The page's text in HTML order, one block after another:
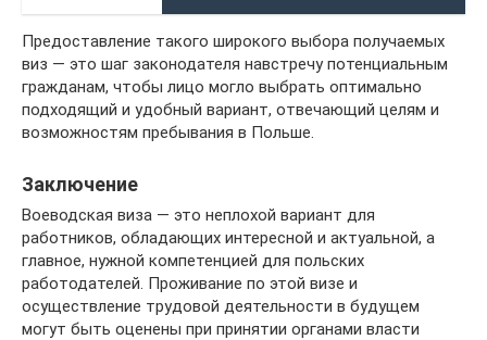
Предоставление такого широкого выбора получаемых
виз — это шаг законодателя навстречу потенциальным
гражданам, чтобы лицо могло выбрать оптимально
подходящий и удобный вариант, отвечающий целям и
возможностям пребывания в Польше.
Заключение
Воеводская виза — это неплохой вариант для
работников, обладающих интересной и актуальной, а
главное, нужной компетенцией для польских
работодателей. Проживание по этой визе и
осуществление трудовой деятельности в будущем
могут быть оценены при принятии органами власти